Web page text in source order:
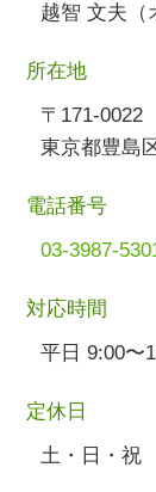
越智 文夫（
所在地
〒171-0022
東京都豊島
電話番号
03-3987-
対応時間
平日 9:00〜
定休日
土・日・祝